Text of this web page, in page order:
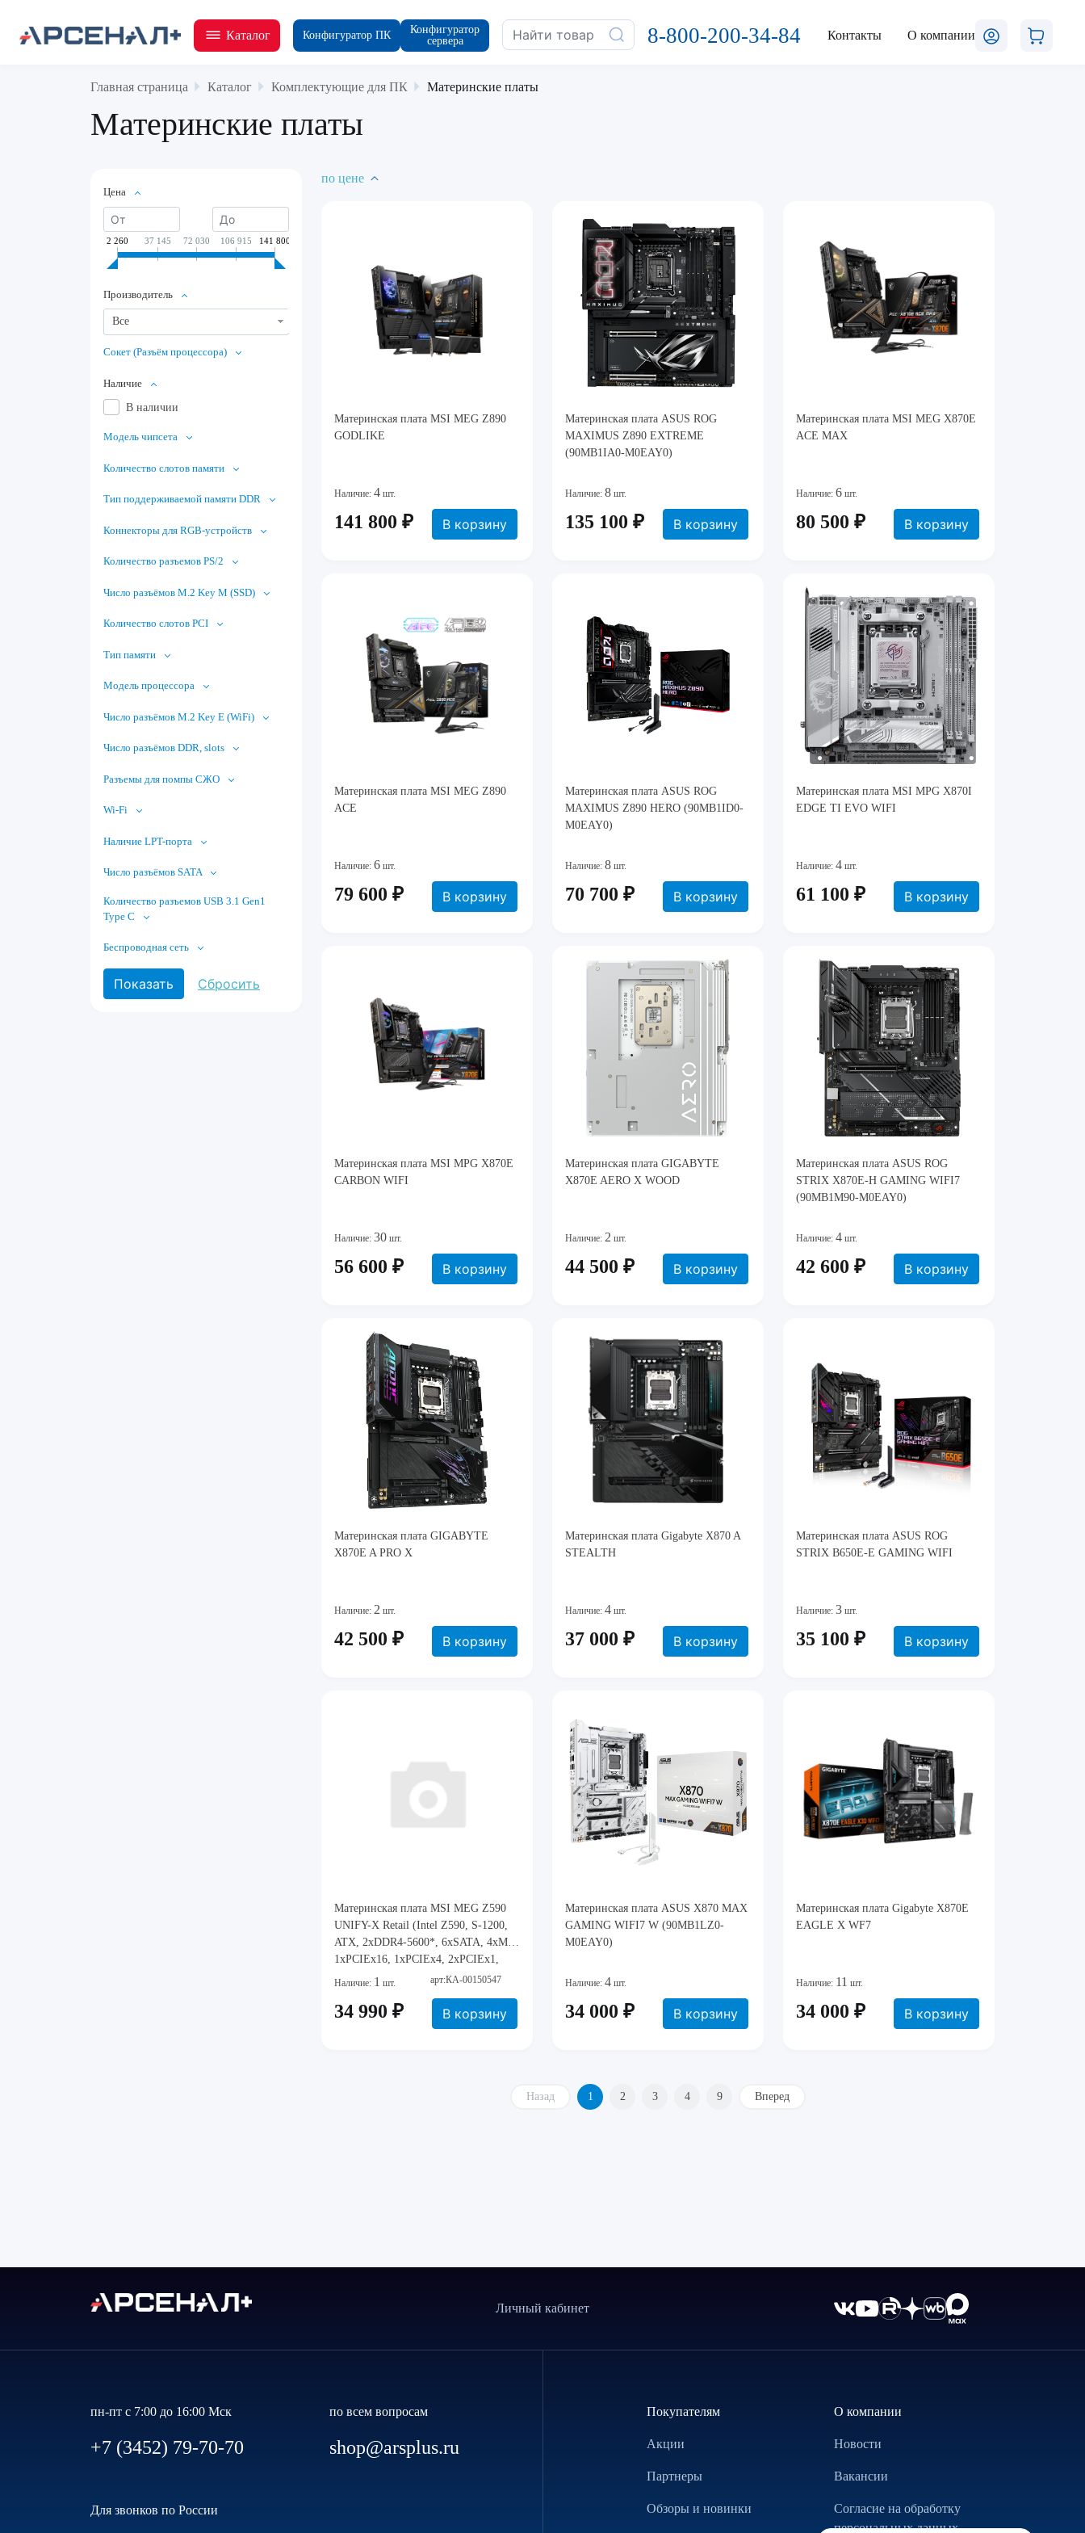
Каталог Конфигуратор ПК
Конфигуратор
сервера
8-800-200-34-84 Контакты О компании
Главная страница Каталог Комплектующие для ПК Материнские платы
Материнские платы
Цена
2 260 37 145 72 030 106 915 141 800
Производитель
Все
Сокет (Разъём процессора)
Наличие
В наличии
Модель чипсета
Количество слотов памяти
Тип поддерживаемой памяти DDR
Коннекторы для RGB-устройств
Количество разъемов PS/2
Число разъёмов M.2 Key M (SSD)
Количество слотов PCI
Тип памяти
Модель процессора
Число разъёмов M.2 Key E (WiFi)
Число разъёмов DDR, slots
Разъемы для помпы СЖО
Wi-Fi
Наличие LPT-порта
Число разъёмов SATA
Количество разъемов USB 3.1 Gen1
Type C
Беспроводная сеть
по цене
Материнская плата MSI MEG Z890
GODLIKE
Наличие: 4 шт.
141 800 ₽ В корзину
Материнская плата ASUS ROG
MAXIMUS Z890 EXTREME
(90MB1IA0-M0EAY0)
Наличие: 8шт.
135 100 ₽ В корзину
Материнская плата MSI MEG X870E
ACE MAX
Наличие: 6шт.
80 500 ₽ В корзину
Материнская плата MSI MEG Z890
ACE
Наличие: 6 шт.
79 600 ₽ В корзину
Материнская плата ASUS ROG
MAXIMUS Z890 HERO (90MB1ID0-
M0EAY0)
Наличие: 8шт.
70 700 ₽ В корзину
Материнская плата MSI MPG X870I
EDGE TI EVO WIFI
Наличие: 4шт.
61 100 ₽ В корзину
Материнская плата MSI MPG X870E
CARBON WIFI
Наличие: 30 шт.
56 600 ₽ В корзину
Материнская плата GIGABYTE
X870E AERO X WOOD
Наличие: 2 шт.
44 500 ₽ В корзину
Материнская плата ASUS ROG
STRIX X870E-H GAMING WIFI7
(90MB1M90-M0EAY0)
Наличие: 4шт.
42 600 ₽ В корзину
Материнская плата GIGABYTE
X870E A PRO X
Наличие: 2 шт.
42 500 ₽ В корзину
Материнская плата Gigabyte X870 A
STEALTH
Наличие: 4шт.
37 000 ₽ В корзину
Материнская плата ASUS ROG
STRIX B650E-E GAMING WIFI
Наличие: 3шт.
35 100 ₽ В корзину
Материнская плата MSI MEG Z590
UNIFY-X Retail (Intel Z590, S-1200,
ATX, 2xDDR4-5600*, 6xSATA, 4xM.2,
1xPCIEx16, 1xPCIEx4, 2xPCIEx1,
2.5Gb, HDMI)
Наличие: 1 шт. арт:КА-00150547
34 990 ₽ В корзину
Материнская плата ASUS X870 MAX
GAMING WIFI7 W (90MB1LZ0-
M0EAY0)
Наличие: 4шт.
34 000 ₽ В корзину
Материнская плата Gigabyte X870E
EAGLE X WF7
Наличие: 11 шт.
34 000 ₽ В корзину
Назад 1 2 3 4 9 Вперед
Личный кабинет
пн-пт с 7:00 до 16:00 Мск
+7 (3452) 79-70-70
по всем вопросам
shop@arsplus.ru
Для звонков по России
Покупателям
Акции
Партнеры
Обзоры и новинки
О компании
Новости
Вакансии
Согласие на обработку
персональных данных